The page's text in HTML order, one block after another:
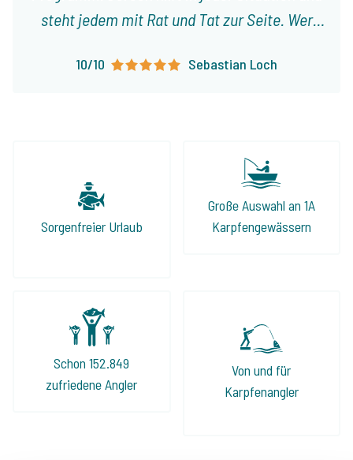
steht jedem mit Rat und Tat zur Seite. Wer
Urlaub verbringen möchte, ist bei The Carp
10/10 Sebastian Loch
Sorgenfreier Urlaub
Große Auswahl an 1A
Karpfengewässern
Schon 152.849
zufriedene Angler
Von und für
Karpfenangler